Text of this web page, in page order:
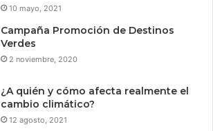
10 mayo, 2021
Campaña Promoción de Destinos
Verdes
2 noviembre, 2020
¿A quién y cómo afecta realmente el
cambio climático?
12 agosto, 2021